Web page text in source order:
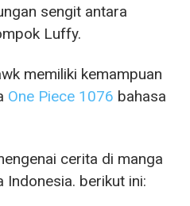
sengit antara
Luffy.
memiliki kemampuan
One Piece 1076 bahasa
cerita di manga
Indonesia. berikut ini: